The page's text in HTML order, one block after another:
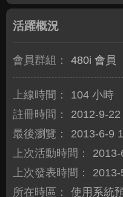
活躍概況
會員群組： 480i 會員
上線時間：
104 小時
註冊時間：
2012-9-
最後瀏覽：
2013-6-9
上次活動時間：
上次發表時間：
所在時區：
使用系統